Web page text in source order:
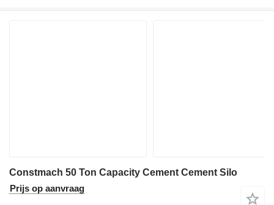
Constmach 50 Ton Capacity Cement Cement Silo
Prijs op aanvraag